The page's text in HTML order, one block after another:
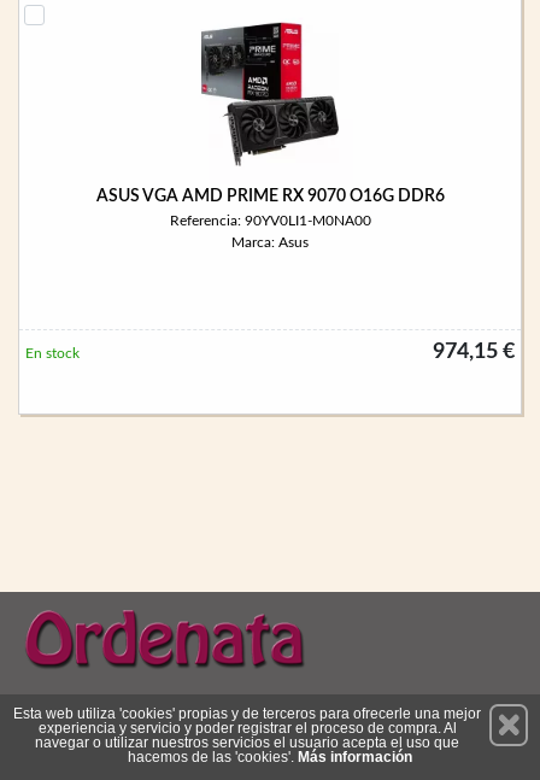
ASUS VGA AMD PRIME RX 9070 O16G DDR6
Referencia: 90YV0LI1-M0NA00
Marca: Asus
974,15 €
En stock
Suscríbete
Esta web utiliza 'cookies' propias y de terceros para ofrecerle una mejor
experiencia y servicio y poder registrar el proceso de compra. Al
navegar o utilizar nuestros servicios el usuario acepta el uso que
hacemos de las 'cookies'. Más información